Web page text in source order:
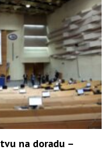
na doradu –